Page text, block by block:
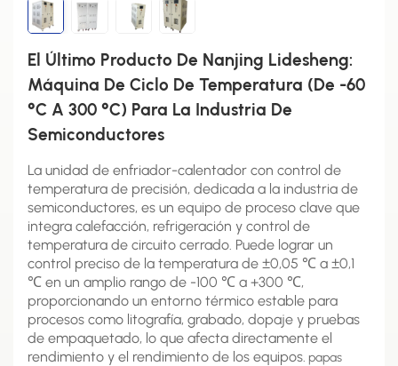
El Último Producto De Nanjing Lidesheng:
Máquina De Ciclo De Temperatura (de -60
°C A 300 °C) Para La Industria De
Semiconductores
La unidad de enfriador-calentador con control de
temperatura de precisión, dedicada a la industria de
semiconductores, es un equipo de proceso clave que
integra calefacción, refrigeración y control de
temperatura de circuito cerrado. Puede lograr un
control preciso de la temperatura de ±0,05 ℃ a ±0,1
℃ en un amplio rango de -100 ℃ a +300 ℃,
proporcionando un entorno térmico estable para
procesos como litografía, grabado, dopaje y pruebas
de empaquetado, lo que afecta directamente el
rendimiento y el rendimiento de los equipos. papas